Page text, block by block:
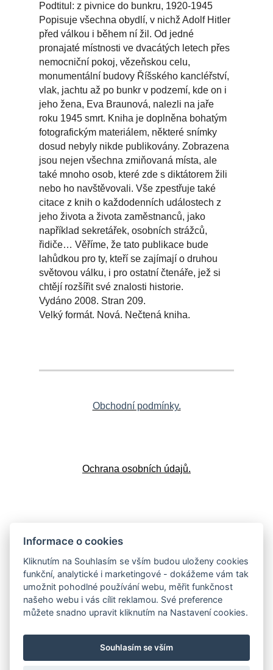
Podtitul: z pivnice do bunkru, 1920-1945
Popisuje všechna obydlí, v nichž Adolf Hitler
před válkou i během ní žil. Od jedné
pronajaté místnosti ve dvacátých letech přes
nemocniční pokoj, vězeňskou celu,
monumentální budovy Říšského kancléřství,
vlak, jachtu až po bunkr v podzemí, kde on i
jeho žena, Eva Braunová, nalezli na jaře
roku 1945 smrt. Kniha je doplněna bohatým
fotografickým materiálem, některé snímky
dosud nebyly nikde publikovány. Zobrazena
jsou nejen všechna zmiňovaná místa, ale
také mnoho osob, které zde s diktátorem žili
nebo ho navštěvovali. Vše zpestřuje také
citace z knih o každodenních událostech z
jeho života a života zaměstnanců, jako
například sekretářek, osobních strážců,
řidiče… Věříme, že tato publikace bude
lahůdkou pro ty, kteří se zajímají o druhou
světovou válku, i pro ostatní čtenáře, jež si
chtějí rozšířit své znalosti historie.
Vydáno 2008. Stran 209.
Velký formát. Nová. Nečtená kniha.
Obchodní podmínky.
Ochrana osobních údajů.
Vrácení zboží
Informace o cookies
Kliknutím na Souhlasím se vším budou uloženy cookies
funkční, analytické i marketingové - dokážeme vám tak
umožnit pohodlné používání webu, měřit funkčnost
našeho webu i vás cílit reklamou. Své preference
můžete snadno upravit kliknutím na Nastavení cookies.
Souhlasím se vším